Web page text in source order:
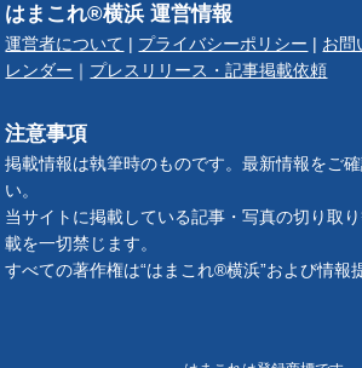
はまこれ®横浜 運営情報
運営者について プライバシーポリシー お問
レンダー
プレスリリース・記事掲載依頼
注意事項
掲載情報は執筆時のものです。最新情報をご
い。
当サイトに掲載している記事・写真の切り取
載を一切禁じます。
すべての著作権は“はまこれ®横浜”および情報